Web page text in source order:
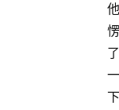
他
愣
了
一
下